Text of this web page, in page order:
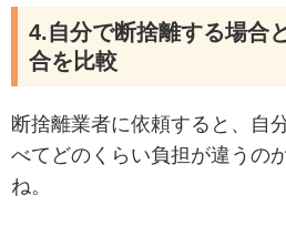
4.自分で断捨離する場合
合を比較
断捨離業者に依頼すると、自
べてどのくらい負担が違うの
ね。